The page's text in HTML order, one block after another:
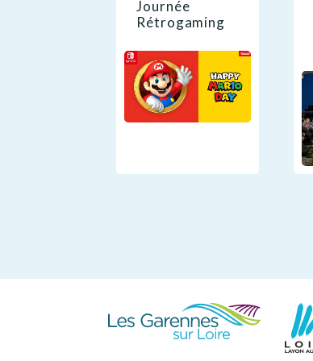
Journée
Rétrogaming